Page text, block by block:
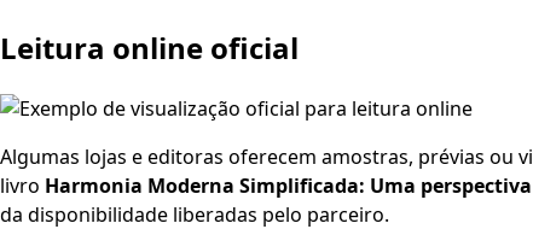
Leitura online oficial
Algumas lojas e editoras oferecem amostras, prévias ou
livro Harmonia Moderna Simplificada: Uma
da disponibilidade liberadas pelo parceiro.